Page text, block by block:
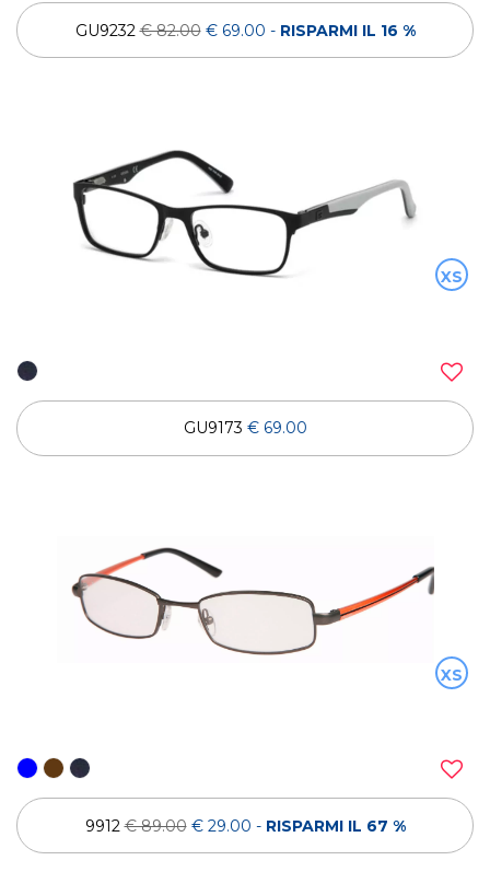
GU9232€ 82.00 € 69.00 - RISPARMI IL 16 %
XS
GU9173 € 69.00
XS
9912€ 89.00 € 29.00 - RISPARMI IL 67 %